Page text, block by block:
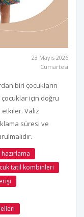
23 Mayıs 2026
Cumartesi
biri çocukların
için doğru
Valiz
süresi ve
tatil kombinleri